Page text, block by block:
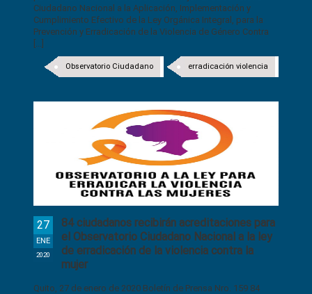
Ciudadano Nacional a la Aplicación, Implementación y
Cumplimiento Efectivo de la Ley Orgánica Integral, para la
Prevención y Erradicación de la Violencia de Género Contra
[...]
erradicación violencia
Observatorio Ciudadano
84 ciudadanos recibirán acreditaciones para
el Observatorio Ciudadano Nacional a la ley
de erradicación de la violencia contra la
mujer
27
ENE
2020
Quito, 27 de enero de 2020 Boletín de Prensa Nro. 159 84